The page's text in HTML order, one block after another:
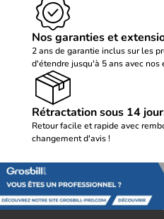
Nos garanties et
2 ans de garantie inclus sur les
d'étendre jusqu'à 5 ans avec nos
Rétractation sous 14
Retour facile et rapide avec
changement d'avis !